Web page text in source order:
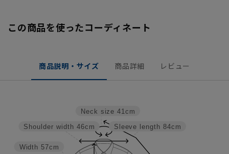
この商品を使ったコーディネート
商品説明・サイズ 商品詳細 レビュー
Sleeve length 84cm
Neck size 41cm
Width 57cm
Shoulder width 46cm